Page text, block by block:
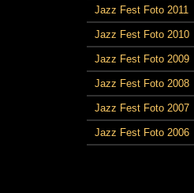
Jazz Fest Foto 2011
Jazz Fest Foto 2010
Jazz Fest Foto 2009
Jazz Fest Foto 2008
Jazz Fest Foto 2007
Jazz Fest Foto 2006